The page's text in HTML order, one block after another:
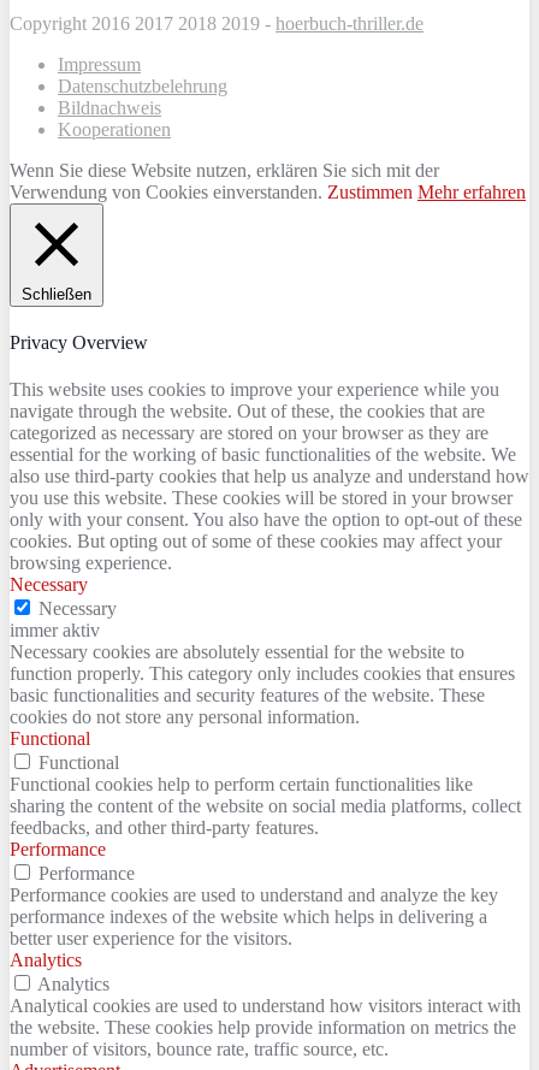
Copyright 2016 2017 2018 2019 - hoerbuch-thriller.de
Impressum
Datenschutzbelehrung
Bildnachweis
Kooperationen
Wenn Sie diese Website nutzen, erklären Sie sich mit der
Verwendung von Cookies einverstanden. Zustimmen Mehr erfahren
Schließen
Privacy Overview
This website uses cookies to improve your experience while you
navigate through the website. Out of these, the cookies that are
categorized as necessary are stored on your browser as they are
essential for the working of basic functionalities of the website. We
also use third-party cookies that help us analyze and understand how
you use this website. These cookies will be stored in your browser
only with your consent. You also have the option to opt-out of these
cookies. But opting out of some of these cookies may affect your
browsing experience.
Necessary
Necessary
immer aktiv
Necessary cookies are absolutely essential for the website to
function properly. This category only includes cookies that ensures
basic functionalities and security features of the website. These
cookies do not store any personal information.
Functional
Functional
Functional cookies help to perform certain functionalities like
sharing the content of the website on social media platforms, collect
feedbacks, and other third-party features.
Performance
Performance
Performance cookies are used to understand and analyze the key
performance indexes of the website which helps in delivering a
better user experience for the visitors.
Analytics
Analytics
Analytical cookies are used to understand how visitors interact with
the website. These cookies help provide information on metrics the
number of visitors, bounce rate, traffic source, etc.